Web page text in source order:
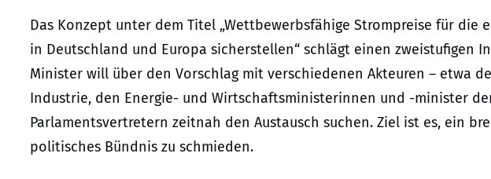
Das Konzept unter dem Titel „Wettbewerbsfähige Strompreise für die
in Deutschland und Europa sicherstellen“ schlägt einen zweistufigen
Minister will über den Vorschlag mit verschiedenen Akteuren – etwa
Industrie, den Energie- und Wirtschaftsministerinnen und -minister
Parlamentsvertretern zeitnah den Austausch suchen. Ziel ist es, ein
politisches Bündnis zu schmieden.